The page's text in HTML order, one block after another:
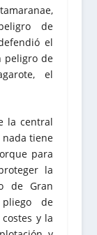
de
el
peligro de
el
la central
nada tiene
para
la
de Gran
de
y la